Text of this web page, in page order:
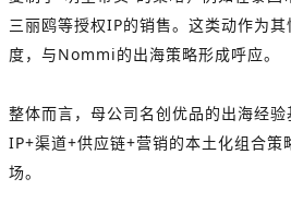
三丽鸥等授权IP的销售。这类动作为
度，与Nommi的出海策略形成呼应。
整体而言，母公司名创优品的出海经
IP+渠道+供应链+营销的本土化组合策
场。